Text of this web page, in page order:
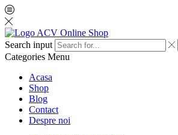
Search input
Categories Menu
Acasa
Shop
Blog
Contact
Despre noi